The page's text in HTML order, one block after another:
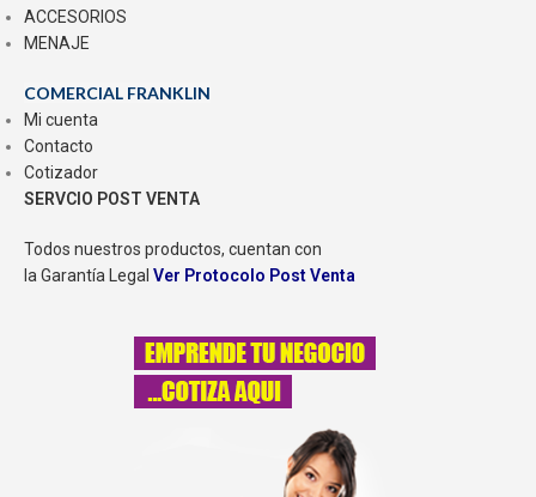
ACCESORIOS
MENAJE
COMERCIAL FRANKLIN
Mi cuenta
Contacto
Cotizador
SERVCIO POST VENTA
Todos nuestros productos, cuentan con
la Garantía Legal Ver Protocolo Post Venta